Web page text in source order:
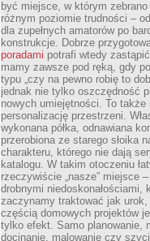
być miejsce, w którym
różnym poziomie trudności –
dla zupełnych amatorów po
konstrukcje. Dobrze
poradami potrafi wtedy
mamy zawsze pod ręką, gdy
typu „czy na pewno robię to
jednak nie tylko oszczędność
nowych umiejętności. To także
personalizację przestrzeni.
wykonana półka, odnawiana
przerobiona ze starego słoika
charakteru, którego nie dają
katalogu. W takim otoczeniu
rzeczywiście „nasze” miejsce
drobnymi niedoskonałościami,
zaczynamy traktować jak
częścią domowych projektów
tylko efekt. Samo planowanie,
docinanie, malowanie czy